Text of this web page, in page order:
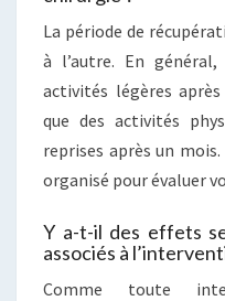
La période de
à l’autre. En
activités légères
que des activités
reprises après un
organisé pour évaluer
Y a-t-il des effets
associés à
Comme toute